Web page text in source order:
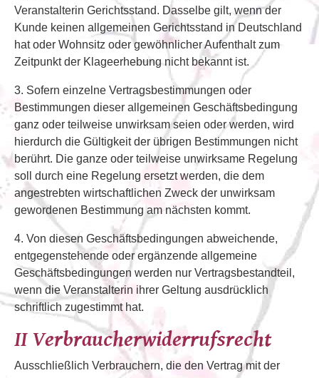
Veranstalterin Gerichtsstand. Dasselbe gilt, wenn der
Kunde keinen allgemeinen Gerichtsstand in Deutschland
hat oder Wohnsitz oder gewöhnlicher Aufenthalt zum
Zeitpunkt der Klageerhebung nicht bekannt ist.
3. Sofern einzelne Vertragsbestimmungen oder
Bestimmungen dieser allgemeinen Geschäftsbedingung
ganz oder teilweise unwirksam seien oder werden, wird
hierdurch die Gültigkeit der übrigen Bestimmungen nicht
berührt. Die ganze oder teilweise unwirksame Regelung
soll durch eine Regelung ersetzt werden, die dem
angestrebten wirtschaftlichen Zweck der unwirksam
gewordenen Bestimmung am nächsten kommt.
4. Von diesen Geschäftsbedingungen abweichende,
entgegenstehende oder ergänzende allgemeine
Geschäftsbedingungen werden nur Vertragsbestandteil,
wenn die Veranstalterin ihrer Geltung ausdrücklich
schriftlich zugestimmt hat.
II Verbraucherwiderrufsrecht
Ausschließlich Verbrauchern, die den Vertrag mit der